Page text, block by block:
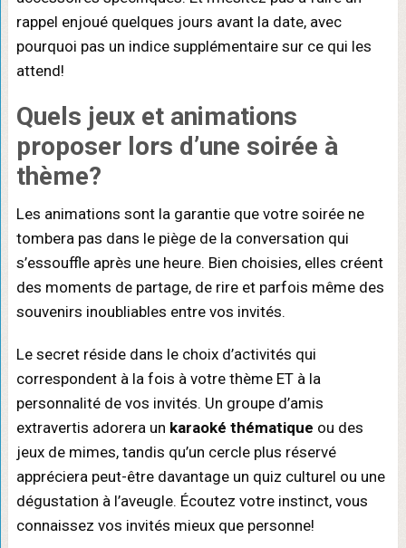
rappel enjoué quelques jours avant la date, avec
pourquoi pas un indice supplémentaire sur ce qui les
attend!
Quels jeux et animations
proposer lors d’une soirée à
thème?
Les animations sont la garantie que votre soirée ne
tombera pas dans le piège de la conversation qui
s’essouffle après une heure. Bien choisies, elles créent
des moments de partage, de rire et parfois même des
souvenirs inoubliables entre vos invités.
Le secret réside dans le choix d’activités qui
correspondent à la fois à votre thème ET à la
personnalité de vos invités. Un groupe d’amis
extravertis adorera un karaoké thématique ou des
jeux de mimes, tandis qu’un cercle plus réservé
appréciera peut-être davantage un quiz culturel ou une
dégustation à l’aveugle. Écoutez votre instinct, vous
connaissez vos invités mieux que personne!